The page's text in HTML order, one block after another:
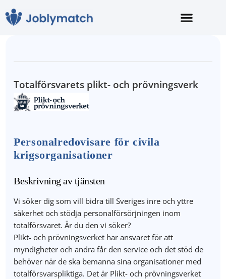
Totalförsvarets plikt- och prövningsverk
Personalredovisare för civila
krigsorganisationer
Beskrivning av tjänsten
Vi söker dig som vill bidra till Sveriges inre och yttre
säkerhet och stödja personalförsörjningen inom
totalförsvaret. Är du den vi söker?
Plikt- och prövningsverket har ansvaret för att
myndigheter och andra får den service och det stöd de
behöver när de ska bemanna sina organisationer med
totalförsvarspliktiga. Det är Plikt- och prövningsverket